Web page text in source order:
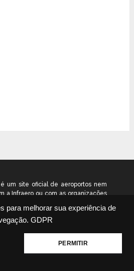
para melhorar sua experiência de
GDPR
PERMITIR
é um site oficial de aeroportos nem
a Infraero ou com as organizações
de informação voltado ao
aeroportos.org – Todos os direitos